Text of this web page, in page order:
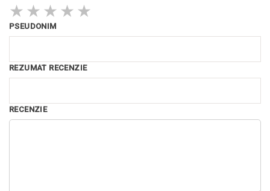
★ ★ ★ ★ ★
PSEUDONIM
REZUMAT RECENZIE
RECENZIE